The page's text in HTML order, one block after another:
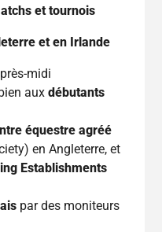
et tournois
et en Irlande
midi
auxdébutants
équestre agréé
en Angleterre, et
Establishments
par des moniteurs